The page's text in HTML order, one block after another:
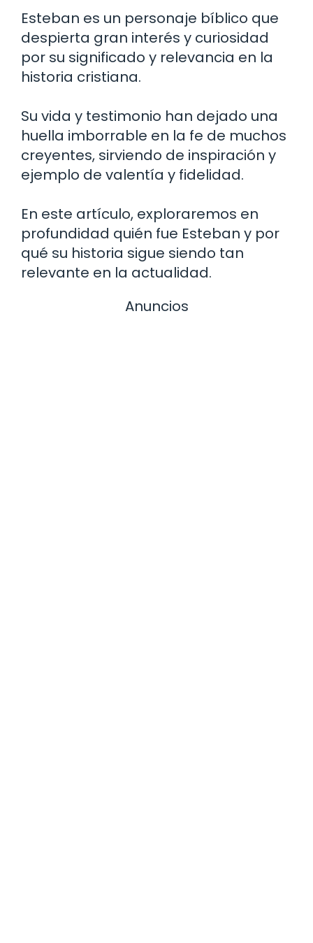
Esteban es un personaje bíblico que
despierta gran interés y curiosidad
por su significado y relevancia en la
historia cristiana.
Su vida y testimonio han dejado una
huella imborrable en la fe de muchos
creyentes, sirviendo de inspiración y
ejemplo de valentía y fidelidad.
En este artículo, exploraremos en
profundidad quién fue Esteban y por
qué su historia sigue siendo tan
relevante en la actualidad.
Anuncios